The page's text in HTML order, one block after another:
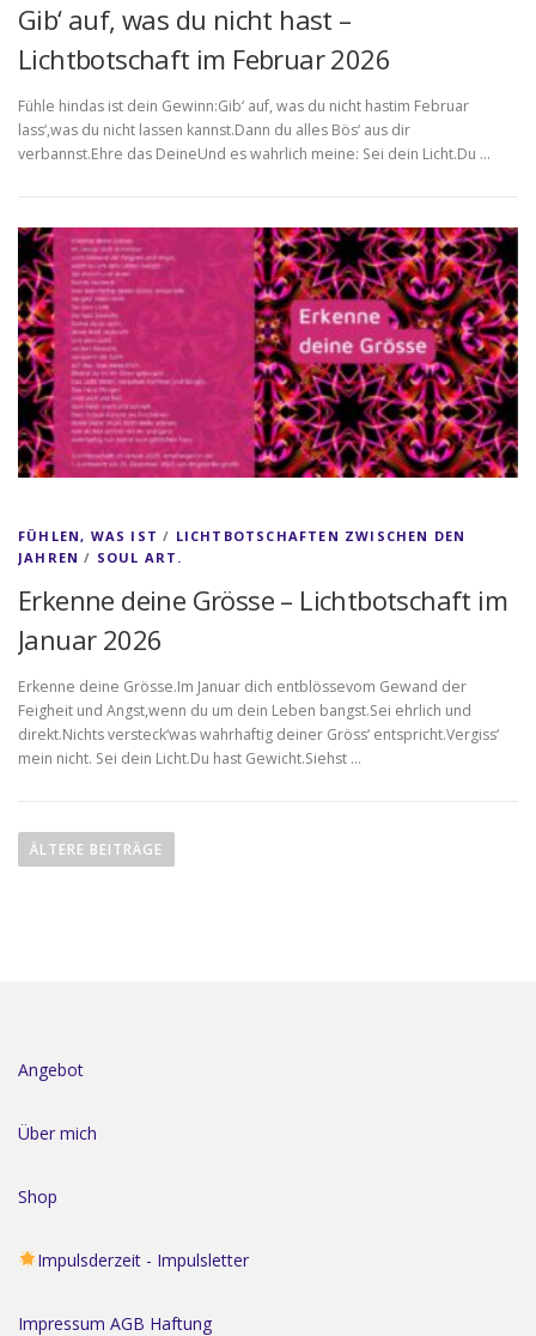
Gib‘ auf, was du nicht hast –
Lichtbotschaft im Februar 2026
Fühle hindas ist dein Gewinn:Gib‘ auf, was du nicht hastim Februar
lass‘,was du nicht lassen kannst.Dann du alles Bös‘ aus dir
verbannst.Ehre das DeineUnd es wahrlich meine: Sei dein Licht.Du …
FÜHLEN, WAS IST / LICHTBOTSCHAFTEN ZWISCHEN DEN
JAHREN / SOUL ART.
Erkenne deine Grösse – Lichtbotschaft im
Januar 2026
Erkenne deine Grösse.Im Januar dich entblössevom Gewand der
Feigheit und Angst,wenn du um dein Leben bangst.Sei ehrlich und
direkt.Nichts versteck‘was wahrhaftig deiner Gröss‘ entspricht.Vergiss‘
mein nicht. Sei dein Licht.Du hast Gewicht.Siehst …
e
n
v
g
t
o
ÄLTERE BEITRÄGE
Angebot
Über mich
Shop
Impulsderzeit - Impulsletter
Impressum AGB Haftung